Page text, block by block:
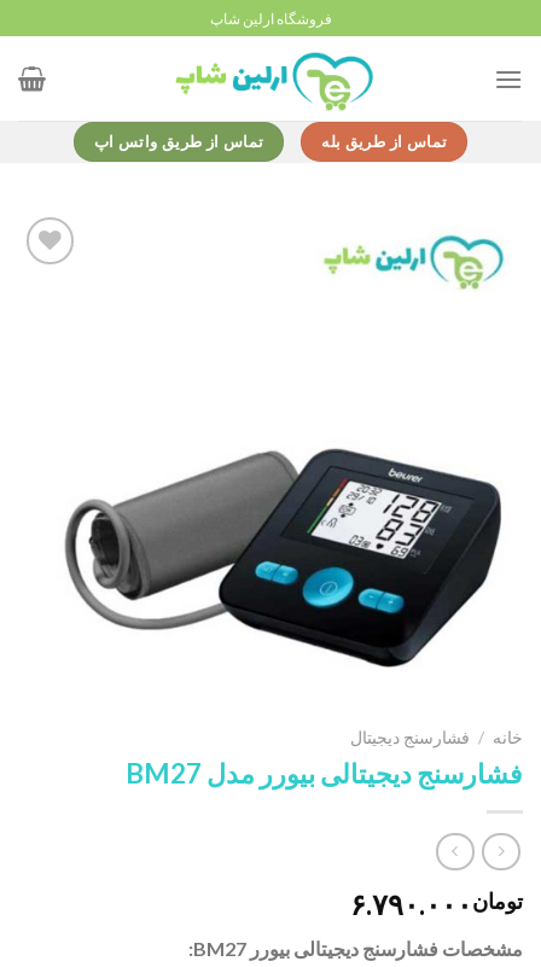
to
content
فروشگاه ارلین شاپ
تماس از طریق بله تماس از طریق واتس اپ
خانه / فشارسنج دیجیتال
فشارسنج دیجیتالی بیورر مدل BM27
تومان ۶.۷۹۰.۰۰۰
مشخصات فشارسنج دیجیتالی بیورر BM27: